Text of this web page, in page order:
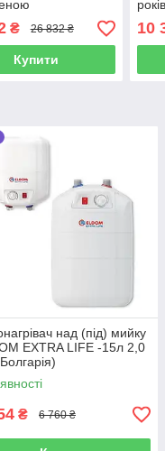
ELDOM
₴ 26 832 ₴
Купити
10
над (під) мийку
EXTRA LIFE -15л 2,0
₴ 6 760 ₴